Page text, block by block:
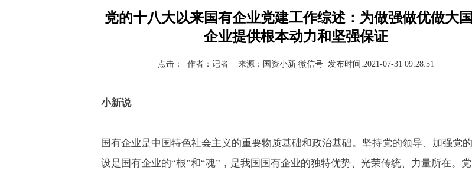
党的十八大以来国有企业党建工作综述：为做强做优做大
企业提供根本动力和坚强保证
点击： 作者：记者 来源：国资小新 微信号 发布时间:2021-07-31 09:28:51
小新说
国有企业是中国特色社会主义的重要物质基础和政治基础。坚持党的领导、加强党
设是国有企业的“根”和“魂” ，是我国国有企业的独特优势、光荣传统、力量所在。